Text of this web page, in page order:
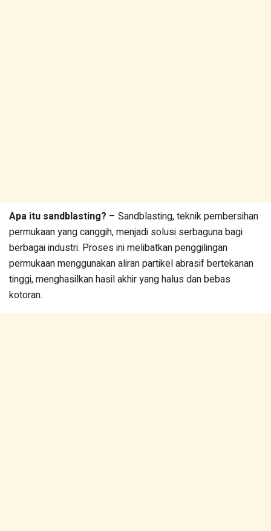
Apa itu sandblasting? – Sandblasting, teknik pembersihan
permukaan yang canggih, menjadi solusi serbaguna bagi
berbagai industri. Proses ini melibatkan penggilingan
permukaan menggunakan aliran partikel abrasif bertekanan
tinggi, menghasilkan hasil akhir yang halus dan bebas
kotoran.